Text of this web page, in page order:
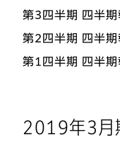
第3四半期 四半期
第2四半期 四半期
第1四半期 四半期
2019年3月